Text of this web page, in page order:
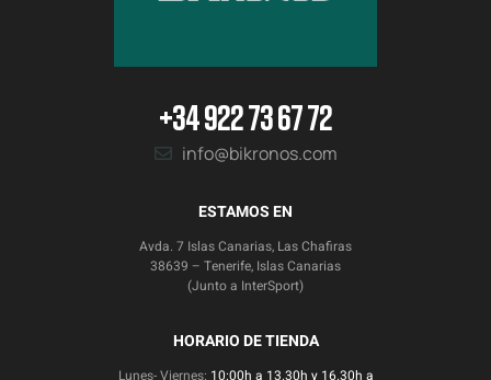
+34 922 73 67 72
info@bikronos.com
ESTAMOS EN
Avda. 7 Islas Canarias, Las Chafiras
38639 – Tenerife, Islas Canarias
(Junto a InterSport)
HORARIO DE TIENDA
Lunes- Viernes: 10:00h a 13.30h y 16.30h a